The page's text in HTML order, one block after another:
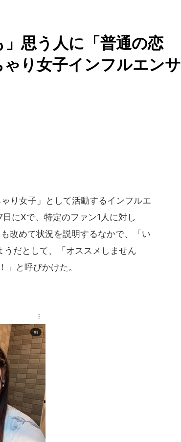
思う人に「普通の恋
り女子インフルエンサ
り女子」として活動するインフルエ
にXで、特定のファン1人に対し
改めて状況を説明するなかで、「い
だとして、「オススメしません
」と呼びかけた。